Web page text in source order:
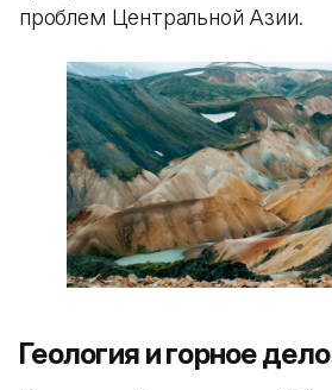
проблем Центральной Азии.
Геология и горное дело